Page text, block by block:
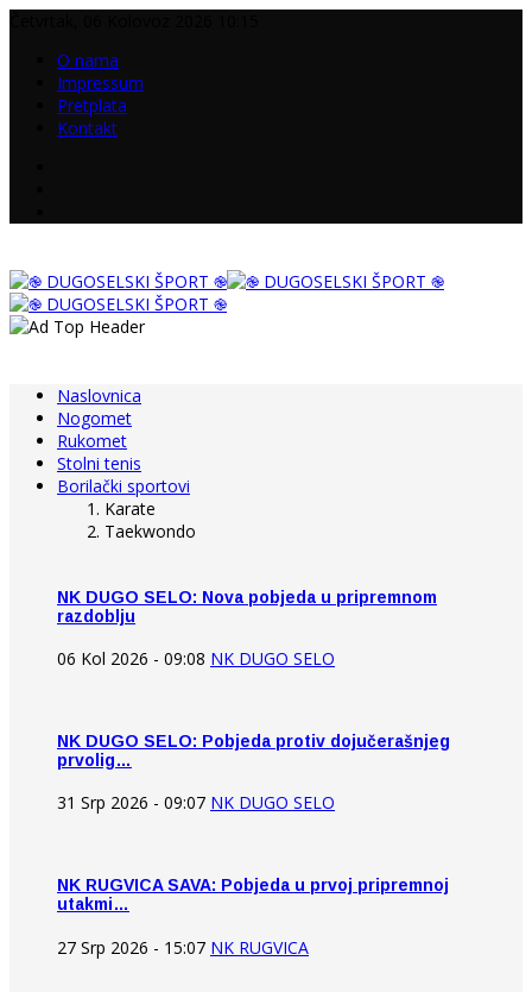
O nama
Impressum
Pretplata
Kontakt
Naslovnica
Nogomet
Rukomet
Stolni tenis
Borilački sportovi
Karate
Taekwondo
NK DUGO SELO: Nova pobjeda u pripremnom
razdoblju
06 Kol 2026 - 09:08 NK DUGO SELO
NK DUGO SELO: Pobjeda protiv dojučerašnjeg
prvolig…
31 Srp 2026 - 09:07 NK DUGO SELO
NK RUGVICA SAVA: Pobjeda u prvoj pripremnoj
utakmi…
27 Srp 2026 - 15:07 NK RUGVICA